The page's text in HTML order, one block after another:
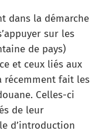
dans la démarche
sur les
de pays)
et ceux liés aux
récemment fait les
Celles-ci
de leur
d’introduction